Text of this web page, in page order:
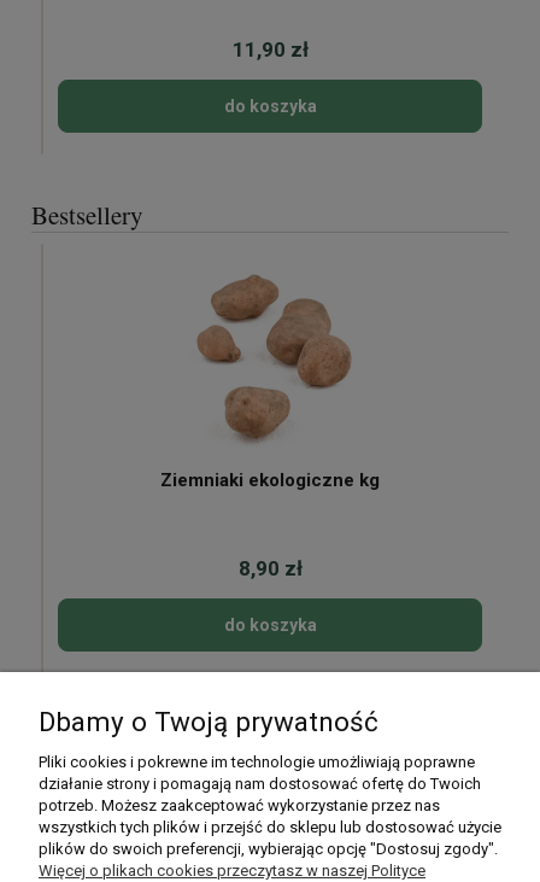
11,90 zł
do koszyka
Bestsellery
Ziemniaki ekologiczne kg
8,90 zł
do koszyka
Moje konto
Płatności i dostawa
Dbamy o Twoją prywatność
Pliki cookies i pokrewne im technologie umożliwiają poprawne
działanie strony i pomagają nam dostosować ofertę do Twoich
potrzeb. Możesz zaakceptować wykorzystanie przez nas
wszystkich tych plików i przejść do sklepu lub dostosować użycie
plików do swoich preferencji, wybierając opcję "Dostosuj zgody".
Więcej o plikach cookies przeczytasz w naszej Polityce